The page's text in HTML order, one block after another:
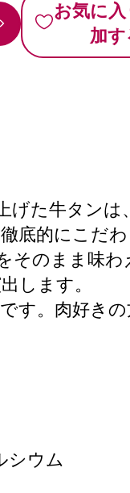
お気に
加す
げた牛タンは
底的にこだ
そのまま味わ
します。
す。肉好き
シウム